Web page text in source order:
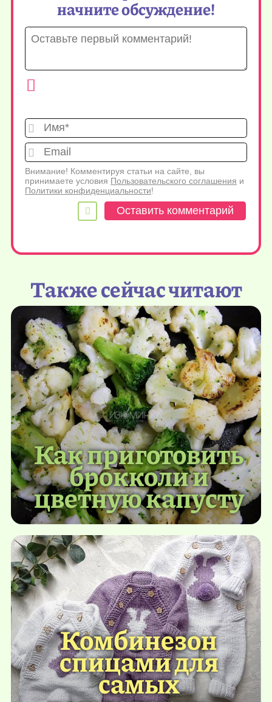
начните обсуждение!
Имя*
Внимание! Комментируя статьи на сайте, вы
принимаете условия Пользовательского соглашения и
Политики конфиденциальности!
Также сейчас читают
Как приготовить
брокколи и
цветную капусту
Комбинезон
спицами для
самых